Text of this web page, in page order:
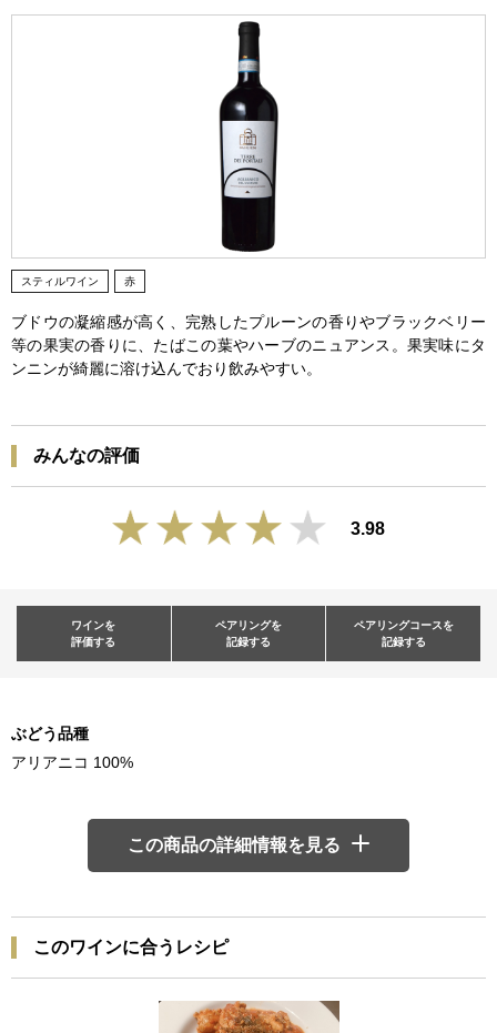
スティルワイン 赤
ブドウの凝縮感が高く、完熟したプルーンの香りやブラックベリー
等の果実の香りに、たばこの葉やハーブのニュアンス。果実味にタ
ンニンが綺麗に溶け込んでおり飲みやすい。
みんなの評価
3.98
ワインを
評価する
ペアリングを
記録する
ペアリングコースを
記録する
ぶどう品種
アリアニコ 100%
この商品の詳細情報を見る
このワインに合うレシピ